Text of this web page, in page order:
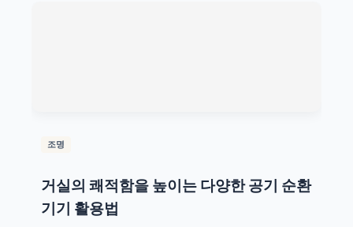
조명
거실의 쾌적함을 높이는 다양한 공기 순환
기기 활용법